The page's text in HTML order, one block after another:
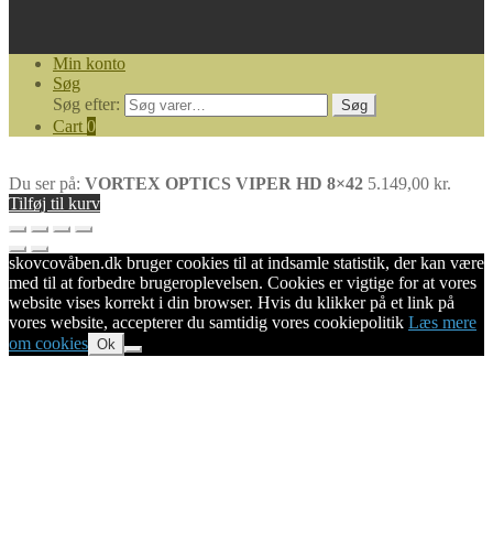
Min konto
Søg
Søg efter:
Søg
Cart 0
Du ser på: VORTEX OPTICS VIPER HD 8×42 5.149,00 kr.
Tilføj til kurv
skovcovåben.dk bruger cookies til at indsamle statistik, der kan være
med til at forbedre brugeroplevelsen. Cookies er vigtige for at vores
website vises korrekt i din browser. Hvis du klikker på et link på
vores website, accepterer du samtidig vores cookiepolitik Læs mere
om cookies Ok